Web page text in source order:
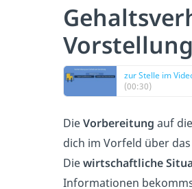
zur Stelle im
(00:30)
DieVorbereitung auf die
dich im Vorfeld über das
Diewirtschaftliche
Informationen